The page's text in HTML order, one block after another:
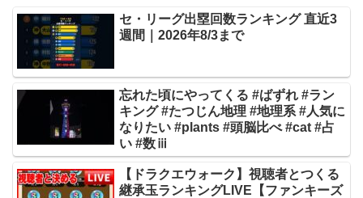
セ・リーグ出塁回数ランキング 直近3
週間｜2026年8/3まで
忘れた頃にやってくる #ばずれ #ラン
キング #たつじん地理 #地理系 #人気に
なりたい #plants #頭脳比べ #cat #占
い #数ⅲ
【ドラクエウォーク】視聴者とつくる
継承玉ランキングLIVE【ファンキーズ